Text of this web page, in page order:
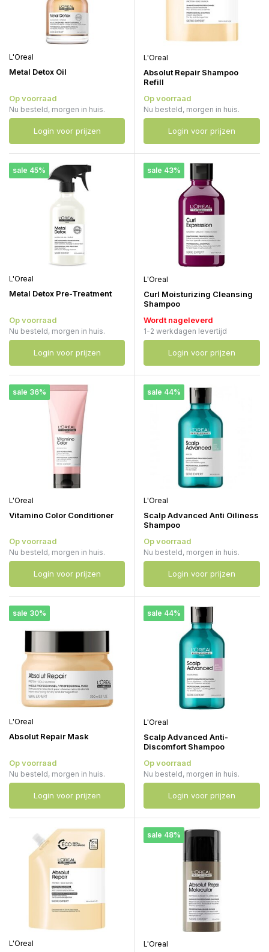
L'Oreal
Metal Detox Oil
Op voorraad
Nu besteld, morgen in huis.
Login voor prijzen
L'Oreal
Absolut Repair Shampoo
Refill
Op voorraad
Nu besteld, morgen in huis.
Login voor prijzen
sale 45%
L'Oreal
Metal Detox Pre-Treatment
Op voorraad
Nu besteld, morgen in huis.
Login voor prijzen
sale 43%
L'Oreal
Curl Moisturizing Cleansing
Shampoo
Wordt nageleverd
1-2 werkdagen levertijd
Login voor prijzen
sale 36%
L'Oreal
Vitamino Color Conditioner
Op voorraad
Nu besteld, morgen in huis.
Login voor prijzen
sale 44%
L'Oreal
Scalp Advanced Anti Oiliness
Shampoo
Op voorraad
Nu besteld, morgen in huis.
Login voor prijzen
sale 30%
L'Oreal
Absolut Repair Mask
Op voorraad
Nu besteld, morgen in huis.
Login voor prijzen
sale 44%
L'Oreal
Scalp Advanced Anti-
Discomfort Shampoo
Op voorraad
Nu besteld, morgen in huis.
Login voor prijzen
L'Oreal
sale 48%
L'Oreal